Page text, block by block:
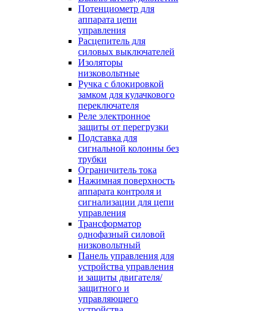
Потенциометр для
аппарата цепи
управления
Расцепитель для
силовых выключателей
Изоляторы
низковольтные
Ручка с блокировкой
замком для кулачкового
переключателя
Реле электронное
защиты от перегрузки
Подставка для
сигнальной колонны без
трубки
Ограничитель тока
Нажимная поверхность
аппарата контроля и
сигнализации для цепи
управления
Трансформатор
однофазный силовой
низковольтный
Панель управления для
устройства управления
и защиты двигателя/
защитного и
управляющего